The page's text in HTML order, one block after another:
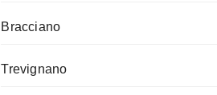
Bracciano
Trevignano